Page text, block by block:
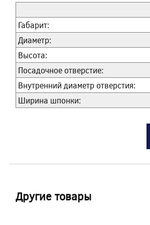
Габарит:
Диаметр:
Высота:
Посадочное отверстие:
Внутренний диаметр отверстия:
Ширина шпонки:
Другие товары